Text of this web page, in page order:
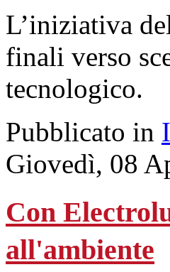
L’iniziativa
finali verso
tecnologico.
Pubblicato in
Giovedì, 08
Con
all'ambiente